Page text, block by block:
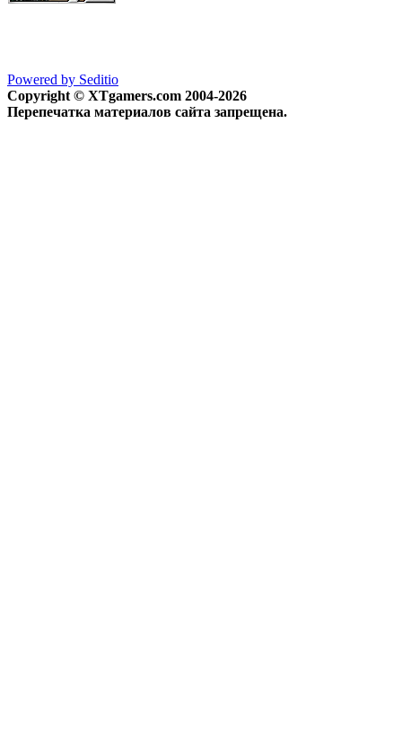
Powered by Seditio
Copyright © XTgamers.com 2004-2026
Перепечатка материалов сайта запрещена.